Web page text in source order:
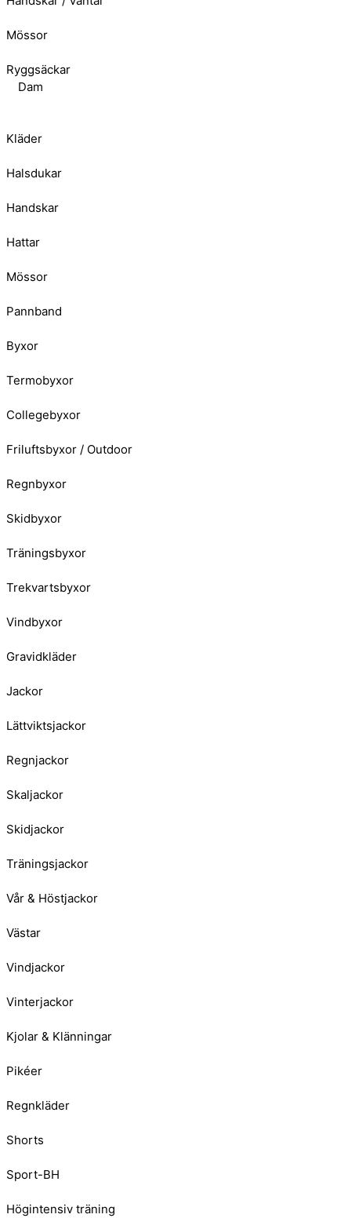
Mössor
Ryggsäckar
Dam
Kläder
Halsdukar
Handskar
Hattar
Mössor
Pannband
Byxor
Termobyxor
Collegebyxor
Friluftsbyxor / Outdoor
Regnbyxor
Skidbyxor
Träningsbyxor
Trekvartsbyxor
Vindbyxor
Gravidkläder
Jackor
Lättviktsjackor
Regnjackor
Skaljackor
Skidjackor
Träningsjackor
Vår & Höstjackor
Västar
Vindjackor
Vinterjackor
Kjolar & Klänningar
Pikéer
Regnkläder
Shorts
Sport-BH
Högintensiv träning